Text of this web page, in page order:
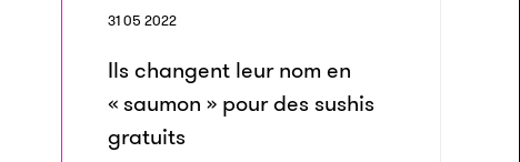
31 05 2022
Ils changent leur nom en
« saumon » pour des sushis
gratuits